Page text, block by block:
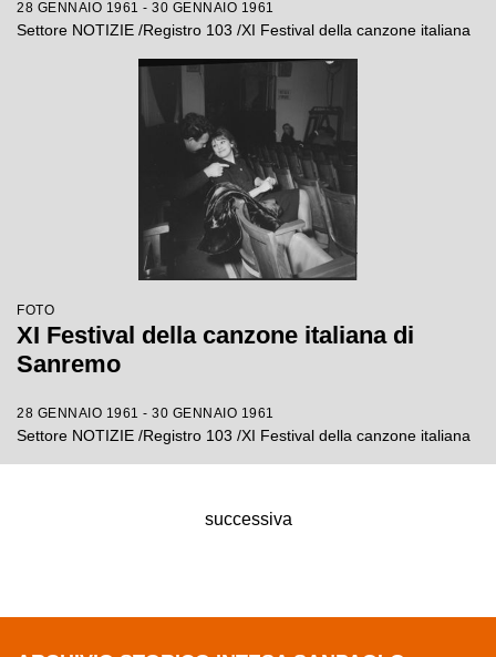
28 GENNAIO 1961 - 30 GENNAIO 1961
Settore NOTIZIE /Registro 103 /XI Festival della canzone italiana
FOTO
XI Festival della canzone italiana di
Sanremo
28 GENNAIO 1961 - 30 GENNAIO 1961
Settore NOTIZIE /Registro 103 /XI Festival della canzone italiana
successiva